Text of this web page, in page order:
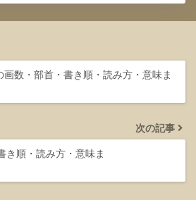
画数・部首・書き順・読み方・意味ま
次の記事
き順・読み方・意味ま